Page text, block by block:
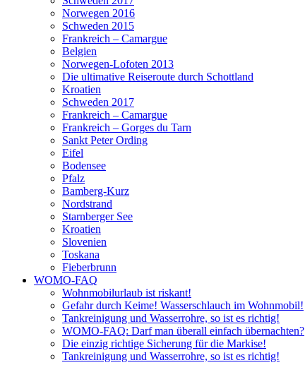
Norwegen 2016
Schweden 2015
Frankreich – Camargue
Belgien
Norwegen-Lofoten 2013
Die ultimative Reiseroute durch Schottland
Kroatien
Schweden 2017
Frankreich – Camargue
Frankreich – Gorges du Tarn
Sankt Peter Ording
Eifel
Bodensee
Pfalz
Bamberg-Kurz
Nordstrand
Starnberger See
Kroatien
Slovenien
Toskana
Fieberbrunn
WOMO-FAQ
Wohnmobilurlaub ist riskant!
Gefahr durch Keime! Wasserschlauch im Wohnmobil!
Tankreinigung und Wasserrohre, so ist es richtig!
WOMO-FAQ: Darf man überall einfach übernachten?
Die einzig richtige Sicherung für die Markise!
Tankreinigung und Wasserrohre, so ist es richtig!